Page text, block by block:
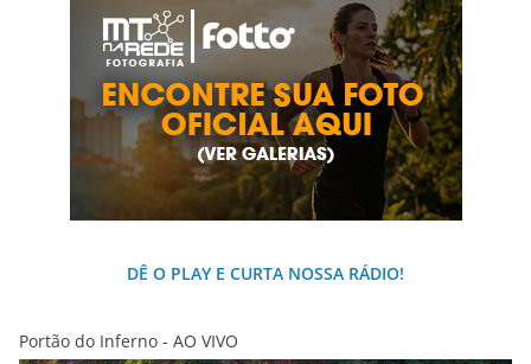
DÊ O PLAY E CURTA NOSSA RÁDIO!
Portão do Inferno - AO VIVO